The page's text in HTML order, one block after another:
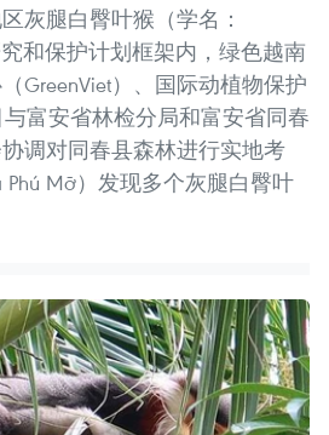
灰腿白臀叶猴（学名：
究和保护计划框架内，绿色越南
GreenViet）、国际动植物保护
富安省林检分局和富安省同春
调对同春县森林进行实地考
Mỡ）发现多个灰腿白臀叶